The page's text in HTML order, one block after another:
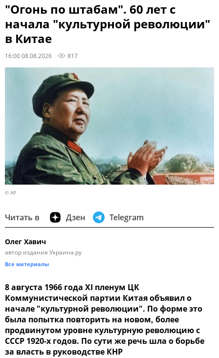
"Огонь по штабам". 60 лет с
начала "культурной революции"
в Китае
16:00 08.08.2026 817
© AP
Читать в Дзен Telegram
Олег Хавич
автор издания Украина.ру
Все материалы
8 августа 1966 года XI пленум ЦК
Коммунистической партии Китая объявил о
начале "культурной революции". По форме это
была попытка повторить на новом, более
продвинутом уровне культурную революцию с
СССР 1920-х годов. По сути же речь шла о борьбе
за власть в руководстве КНР